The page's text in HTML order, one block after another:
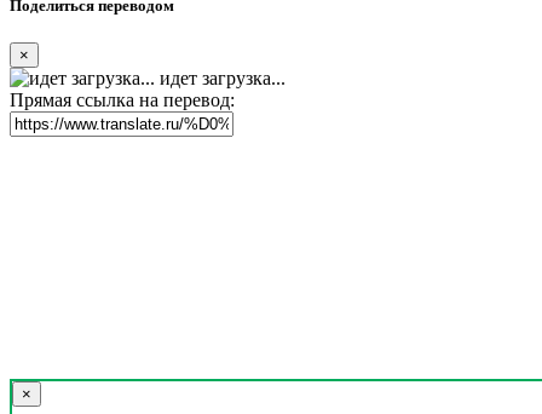
Поделиться переводом
×
идет загрузка...
Прямая ссылка на перевод:
×